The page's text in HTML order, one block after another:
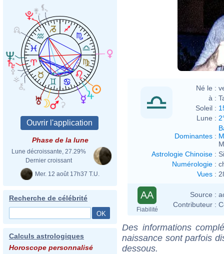
Phase de la lune
Lune décroissante, 27.29%
Dernier croissant
Mer. 12 août 17h37 T.U.
Recherche de célébrité
Calculs astrologiques
Horoscope personnalisé
Né le :
à :
Soleil :
Lune :
Dominantes :
Astrologie Chinoise :
Numérologie :
Vues :
AA
Fiabilité
Source :
Contributeur :
Des informations
naissance sont parfois
dessous.